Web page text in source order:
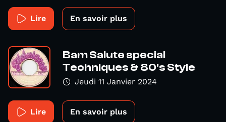
Lire En savoir plus
Bam Salute special
Techniques & 80's Style
Jeudi 11 Janvier 2024
Lire En savoir plus